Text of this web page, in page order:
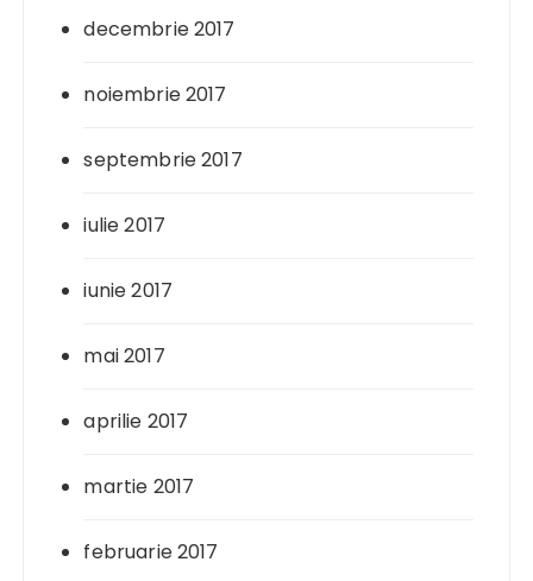
decembrie 2017
noiembrie 2017
septembrie 2017
iulie 2017
iunie 2017
mai 2017
aprilie 2017
martie 2017
februarie 2017